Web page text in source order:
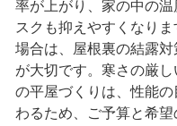
率が上がり、家の中の
スクも抑えやすくなり
場合は、屋根裏の結露
が大切です。寒さの厳
の平屋づくりは、性能
わるため、ご予算と希